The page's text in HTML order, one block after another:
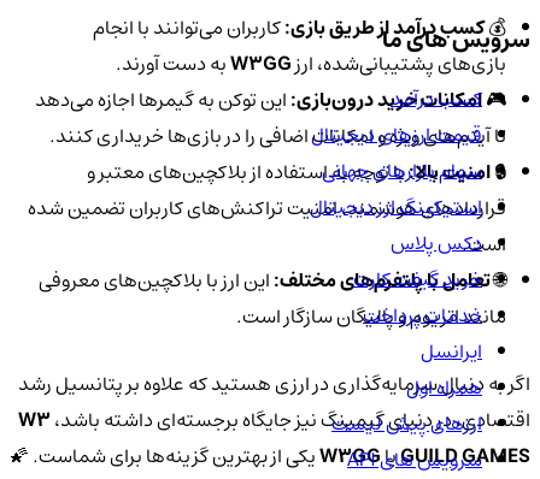
💰کسب درآمد از طریق بازی:کاربران می‌توانند با انجام
بازی‌های پشتیبانی‌شده، ارزW3GGبه دست آورند.
🎮امکانات خرید درون‌بازی:این توکن به گیمرها اجازه می‌دهد
تا آیتم‌های ویژه و امکانات اضافی را در بازی‌ها خریداری کنند.
🔒امنیت بالا:با توجه به استفاده از بلاکچین‌های معتبر و
قراردادهای هوشمند، امنیت تراکنش‌های کاربران تضمین شده
است.
🌐تعامل با پلتفرم‌های مختلف:این ارز با بلاکچین‌های معروفی
مانند اتریوم و پالیگان سازگار است.
اگر به دنبال سرمایه‌گذاری در ارزی هستید که علاوه بر پتانسیل رشد
اقتصادی، در دنیای گیمینگ نیز جایگاه برجسته‌ای داشته باشد،W3
GUILD GAMESیاW3GGیکی از بهترین گزینه‌ها برای شماست. 🌠
سرویس های ما
کسب درآمد
قیمت ارزهای دیجیتال
سهام بازارهای جهانی
استیکینگ ارز دیجیتال
دکس پلاس
خرید گیفت کارت
خدمات پرداخت
ایرانسل
همراه اول
ارزهای پیش لیست
سرویس های API